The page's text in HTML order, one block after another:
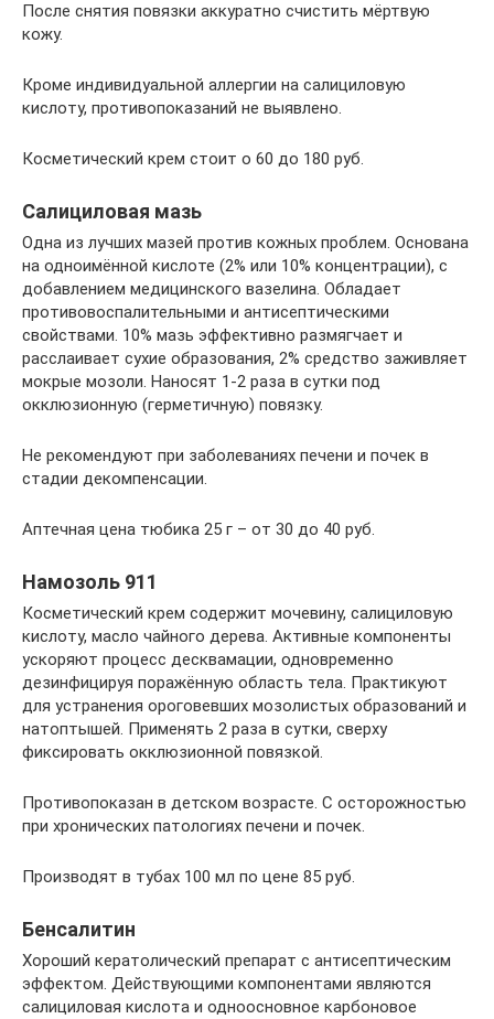
После снятия повязки аккуратно счистить мёртвую
кожу.
Кроме индивидуальной аллергии на салициловую
кислоту, противопоказаний не выявлено.
Косметический крем стоит о 60 до 180 руб.
Салициловая мазь
Одна из лучших мазей против кожных проблем. Основана
на одноимённой кислоте (2% или 10% концентрации), с
добавлением медицинского вазелина. Обладает
противовоспалительными и антисептическими
свойствами. 10% мазь эффективно размягчает и
расслаивает сухие образования, 2% средство заживляет
мокрые мозоли. Наносят 1-2 раза в сутки под
окклюзионную (герметичную) повязку.
Не рекомендуют при заболеваниях печени и почек в
стадии декомпенсации.
Аптечная цена тюбика 25 г – от 30 до 40 руб.
Намозоль 911
Косметический крем содержит мочевину, салициловую
кислоту, масло чайного дерева. Активные компоненты
ускоряют процесс десквамации, одновременно
дезинфицируя поражённую область тела. Практикуют
для устранения ороговевших мозолистых образований и
натоптышей. Применять 2 раза в сутки, сверху
фиксировать окклюзионной повязкой.
Противопоказан в детском возрасте. С осторожностью
при хронических патологиях печени и почек.
Производят в тубах 100 мл по цене 85 руб.
Бенсалитин
Хороший кератолический препарат с антисептическим
эффектом. Действующими компонентами являются
салициловая кислота и одноосновное карбоновое